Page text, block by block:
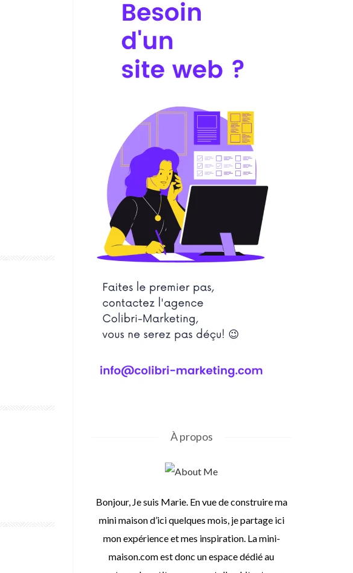
À propos
Bonjour, Je suis Marie. En vue de construire ma
mini maison d’ici quelques mois, je partage ici
mon expérience et mes inspiration. La mini-
maison.com est donc un espace dédié au